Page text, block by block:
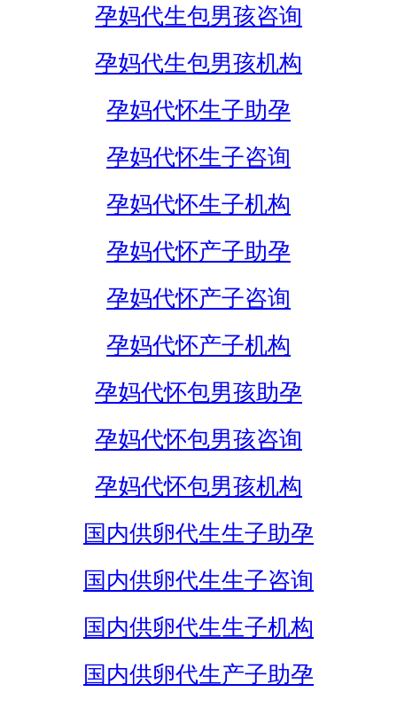
孕妈代生包男孩咨询
孕妈代生包男孩机构
孕妈代怀生子助孕
孕妈代怀生子咨询
孕妈代怀生子机构
孕妈代怀产子助孕
孕妈代怀产子咨询
孕妈代怀产子机构
孕妈代怀包男孩助孕
孕妈代怀包男孩咨询
孕妈代怀包男孩机构
国内供卵代生生子助孕
国内供卵代生生子咨询
国内供卵代生生子机构
国内供卵代生产子助孕